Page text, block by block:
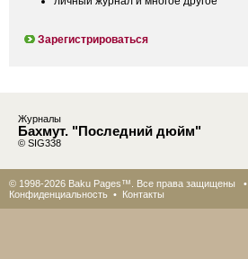
Зарегистрироваться
Журналы
Бахмут. "Последний дюйм"
© SIG338
© 1998-2026 Baku Pages™. Все права защищены •
Конфиденциальность • Контакты